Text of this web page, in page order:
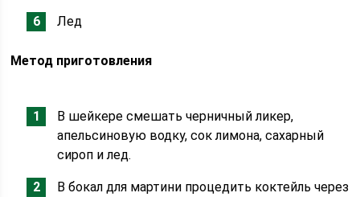
Лед
Метод приготовления
В шейкере смешать черничный ликер,
апельсиновую водку, сок лимона, сахарный
сироп и лед.
В бокал для мартини процедить коктейль через